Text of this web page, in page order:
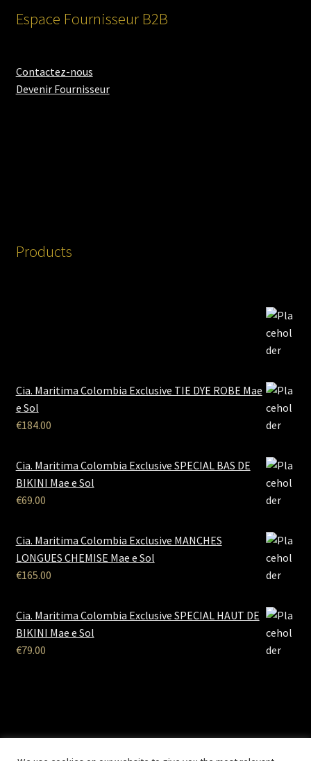
Espace Fournisseur B2B
Contactez-nous
Devenir Fournisseur
Products
Cia. Maritima Colombia Exclusive TIE DYE ROBE Mae
e Sol
€184.00
Cia. Maritima Colombia Exclusive SPECIAL BAS DE
BIKINI Mae e Sol
€69.00
Cia. Maritima Colombia Exclusive MANCHES
LONGUES CHEMISE Mae e Sol
€165.00
Cia. Maritima Colombia Exclusive SPECIAL HAUT DE
BIKINI Mae e Sol
€79.00